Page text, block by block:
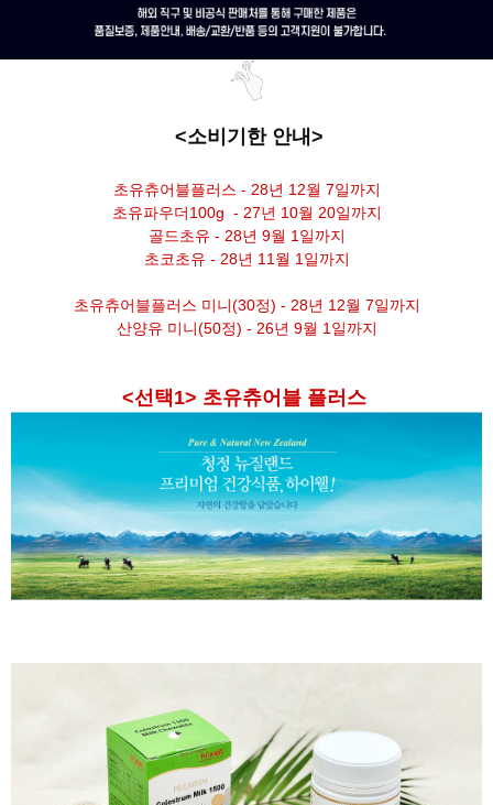
<소비기한 안내>
초유츄어블플러스 - 28년 12월 7일까지
초유파우더100g - 27년 10월 20일까지
골드초유 - 28년 9월 1일까지
초코초유 - 28년 11월 1일까지
초유츄어블플러스 미니(30정) - 28년 12월 7일까지
산양유 미니(50정) - 26년 9월 1일까지
<선택1> 초유츄어블 플러스